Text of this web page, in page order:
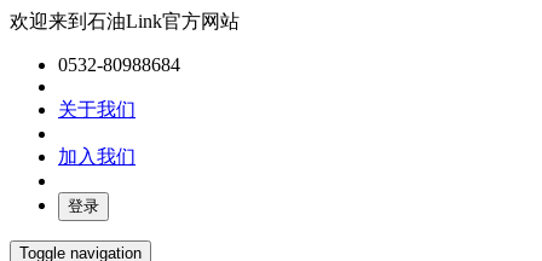
欢迎来到石油Link官方网站
0532-80988684
关于我们
加入我们
登录
Toggle navigation